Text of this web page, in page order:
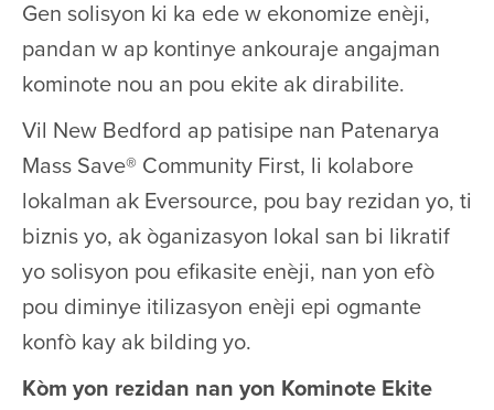
Gen solisyon ki ka ede w ekonomize enèji,
pandan w ap kontinye ankouraje angajman
kominote nou an pou ekite ak dirabilite.
Vil New Bedford ap patisipe nan Patenarya
Mass Save® Community First, li kolabore
lokalman ak Eversource, pou bay rezidan yo, ti
biznis yo, ak òganizasyon lokal san bi likratif
yo solisyon pou efikasite enèji, nan yon efò
pou diminye itilizasyon enèji epi ogmante
konfò kay ak bilding yo.
Kòm yon rezidan nan yon Kominote Ekite